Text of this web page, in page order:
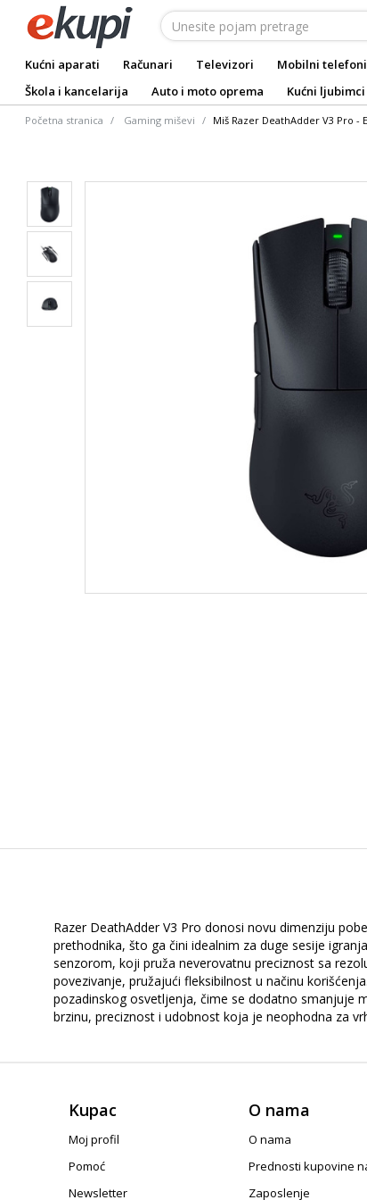
Kućni aparati Računari Televizori Mobilni telefoni
Škola i kancelarija
Auto i moto oprema Kućni ljubimci
Početna stranica Gaming miševi Miš Razer DeathAdder V3 Pro -
Razer DeathAdder V3 Pro donosi novu dimenziju
prethodnika, što ga čini idealnim za duge sesije
senzorom, koji pruža neverovatnu preciznost sa
povezivanje, pružajući fleksibilnost u načinu
pozadinskog osvetljenja, čime se dodatno smanjuje
brzinu, preciznost i udobnost koja je neophodna za
Kupac
Moj profil
Pomoć
Newsletter
O nama
O nama
Prednosti kupovine
Zaposlenje